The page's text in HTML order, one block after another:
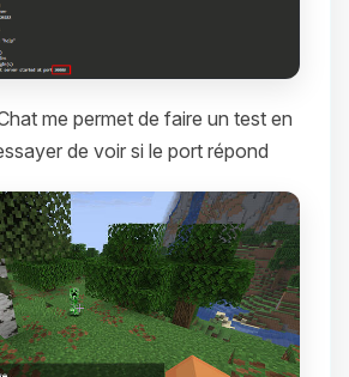
me permet de faire un test en
de voir si le port répond